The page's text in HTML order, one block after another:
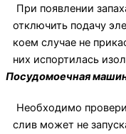
При появлении
отключить подачу
коем случае не
них испортилась
Посудомоечная
Необходимо
слив может не